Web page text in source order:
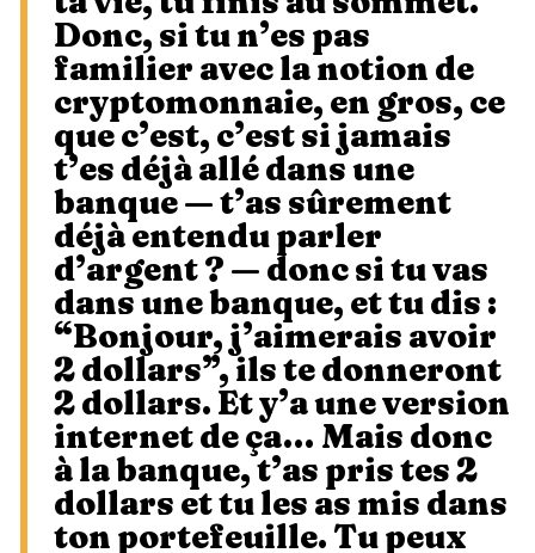
Donc, si tu n’es pas
familier avec la notion de
cryptomonnaie, en gros, ce
que c’est, c’est si jamais
t’es déjà allé dans une
banque — t’as sûrement
déjà entendu parler
d’argent ? — donc si tu vas
dans une banque, et tu dis :
“Bonjour, j’aimerais avoir
2 dollars”, ils te donneront
2 dollars. Et y’a une version
internet de ça… Mais donc
à la banque, t’as pris tes 2
dollars et tu les as mis dans
ton portefeuille. Tu peux